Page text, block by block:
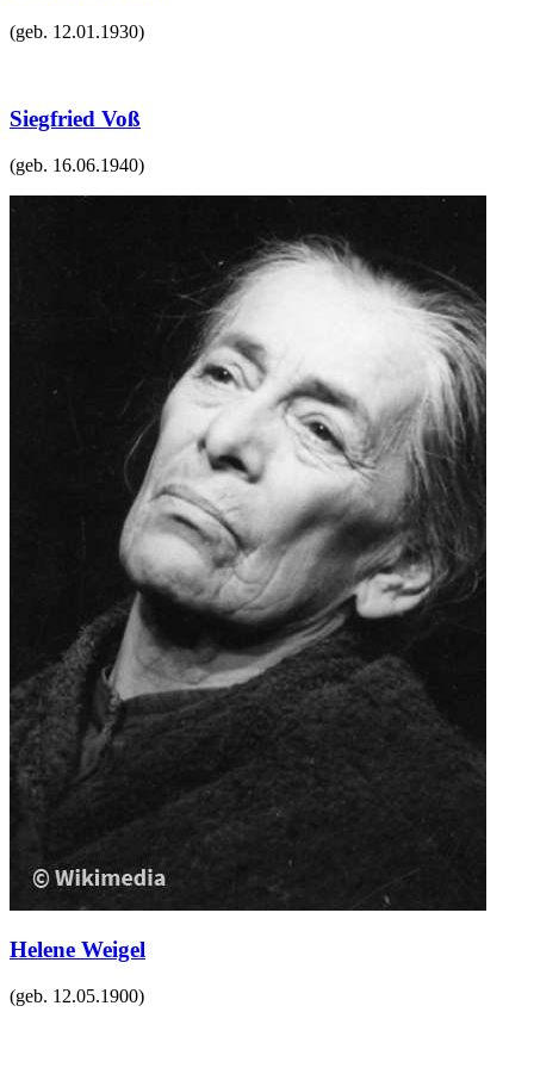
(geb. 12.01.1930)
Siegfried Voß
(geb. 16.06.1940)
Helene Weigel
(geb. 12.05.1900)